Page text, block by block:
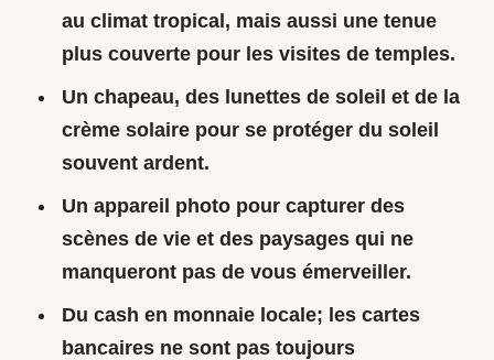
au climat tropical, mais aussi une tenue
plus couverte pour les visites de temples.
Un chapeau, des lunettes de soleil et de la
crème solaire pour se protéger du soleil
souvent ardent.
Un appareil photo pour capturer des
scènes de vie et des paysages qui ne
manqueront pas de vous émerveiller.
Du cash en monnaie locale; les cartes
bancaires ne sont pas toujours